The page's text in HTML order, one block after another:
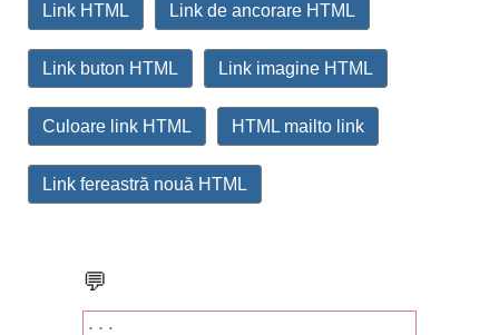
Link HTML Link de ancorare HTML
Link buton HTML Link imagine HTML
Culoare link HTML HTML mailto link
Link fereastră nouă HTML
💬